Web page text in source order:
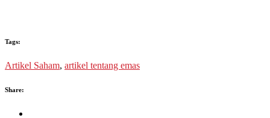
Tags:
Artikel Saham, artikel tentang emas
Share: